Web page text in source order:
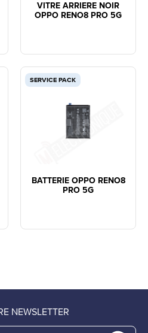
VITRE ARRIERE NOIR
OPPO RENO8 PRO 5G
SERVICE PACK
BATTERIE OPPO RENO8
PRO 5G
NEWSLETTER